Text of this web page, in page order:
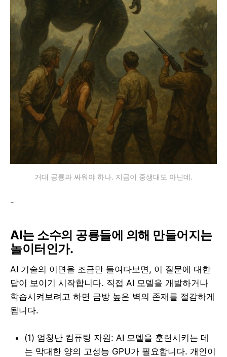
거대 공룡과 싸워야 하나. 지금이 중생대도 아닌데.
-
AI는 소수의 공룡들에 의해 만들어지는
놀이터인가.
AI 기술의 이면을 조금만 들여다보면, 이 질문에 대한
답이 보이기 시작합니다. 직접 AI 모델을 개발하거나
학습시켜보려고 하면 금방 높은 벽의 존재를 절감하게
됩니다.
(1) 엄청난 컴퓨팅 자원: AI 모델을 훈련시키는 데
는 막대한 양의 고성능 GPU가 필요합니다. 개인이